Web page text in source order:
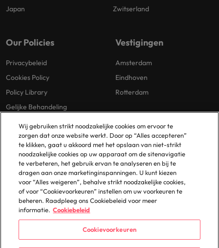
Japan
Zwitserland
Our Policies
Privacybeleid
Cookies Policy
Policy Library
Gelijke Behandeling
Vestigingen
Amsterdam
Eindhoven
Rotterdam
© 2025 Robert Walters Plc. All Rights Reserved.
Wij gebruiken strikt noodzakelijke cookies om ervoor te
zorgen dat onze website werkt. Door op “Alles accepteren”
te klikken, gaat u akkoord met het opslaan van niet-strikt
noodzakelijke cookies op uw apparaat om de sitenavigatie
te verbeteren, het gebruik ervan te analyseren en bij te
dragen aan onze marketinginspanningen. U kunt kiezen
voor “Alles weigeren”, behalve strikt noodzakelijke cookies,
of voor “Cookievoorkeuren” instellen om uw voorkeuren te
beheren. Raadpleeg ons Cookiebeleid voor meer
informatie. Cookiebeleid
Cookievoorkeuren